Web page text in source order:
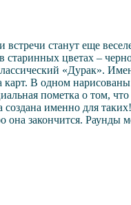
станут еще
цветах –
«Дурак».
В одном
пометка о том, что
именно для
она закончится.